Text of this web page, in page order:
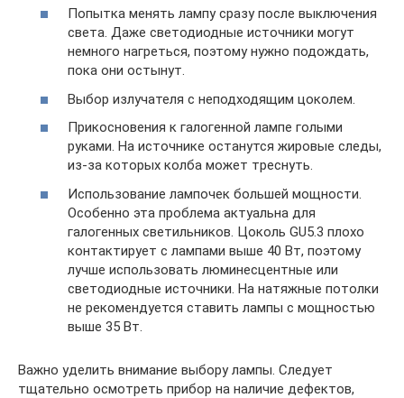
Попытка менять лампу сразу после выключения
света. Даже светодиодные источники могут
немного нагреться, поэтому нужно подождать,
пока они остынут.
Выбор излучателя с неподходящим цоколем.
Прикосновения к галогенной лампе голыми
руками. На источнике останутся жировые следы,
из-за которых колба может треснуть.
Использование лампочек большей мощности.
Особенно эта проблема актуальна для
галогенных светильников. Цоколь GU5.3 плохо
контактирует с лампами выше 40 Вт, поэтому
лучше использовать люминесцентные или
светодиодные источники. На натяжные потолки
не рекомендуется ставить лампы с мощностью
выше 35 Вт.
Важно уделить внимание выбору лампы. Следует
тщательно осмотреть прибор на наличие дефектов,